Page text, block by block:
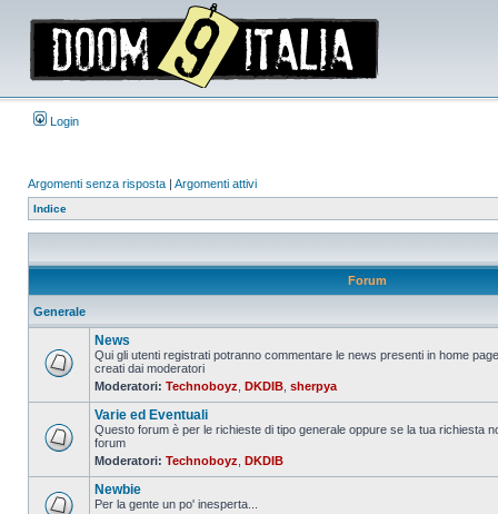
Login
Argomenti senza risposta | Argomenti attivi
Indice
Forum
Generale
Nessun
da
leggere
News
Qui gli utenti registrati potranno commentare le news presenti in home
creati dai moderatori
Moderatori: Technoboyz DKDIB sherpya
Nessun
da
leggere
Varie ed Eventuali
Questo forum è per le richieste di tipo generale oppure se la tua richiesta
forum
Moderatori: Technoboyz DKDIB
Newbie
Per la gente un po' inesperta...